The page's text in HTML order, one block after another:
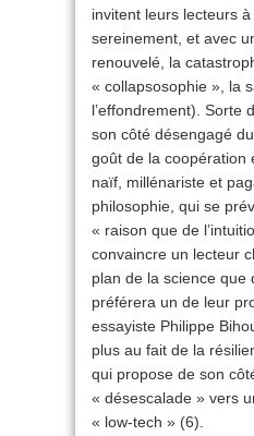
invitent leurs lecteurs
sereinement, et avec
renouvelé, la
« collapsosophie », la
l’effondrement). Sorte
son côté désengagé
goût de la coopération
naïf, millénariste et
philosophie, qui se
« raison que de
convaincre un lecteur
plan de la science que
préférera un de leur
essayiste Philippe
plus au fait de la
qui propose de son
« désescalade » vers
« low-tech » (6).